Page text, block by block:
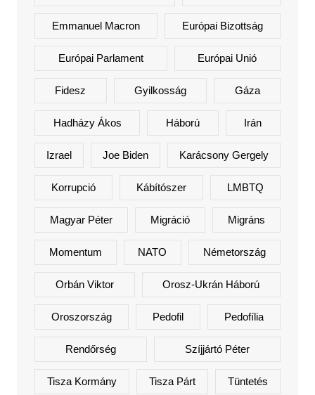
Emmanuel Macron Európai Bizottság
Európai Parlament Európai Unió
Fidesz Gyilkosság Gáza
Hadházy Ákos Háború Irán
Izrael Joe Biden Karácsony Gergely
Korrupció Kábítószer LMBTQ
Magyar Péter Migráció Migráns
Momentum NATO Németország
Orbán Viktor Orosz-Ukrán Háború
Oroszország Pedofil Pedofília
Rendőrség Szíjjártó Péter
Tisza Kormány Tisza Párt Tüntetés